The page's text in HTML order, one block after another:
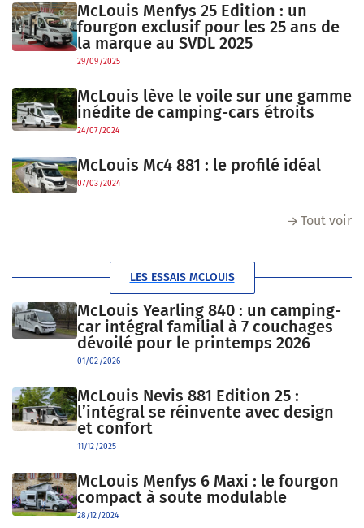
McLouis Menfys 25 Edition : un
fourgon exclusif pour les 25 ans de
la marque au SVDL 2025
29/09/2025
McLouis lève le voile sur une gamme
inédite de camping-cars étroits
24/07/2024
McLouis Mc4 881 : le profilé idéal
07/03/2024
Tout voir
LES ESSAIS MCLOUIS
McLouis Yearling 840 : un camping-
car intégral familial à 7 couchages
dévoilé pour le printemps 2026
01/02/2026
McLouis Nevis 881 Edition 25 :
l’intégral se réinvente avec design
et confort
11/12/2025
McLouis Menfys 6 Maxi : le fourgon
compact à soute modulable
28/12/2024